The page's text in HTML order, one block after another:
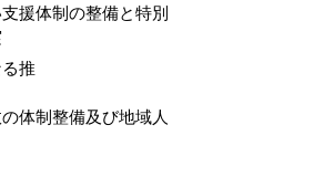
援体制の整備と特別
推
体制整備及び地域人